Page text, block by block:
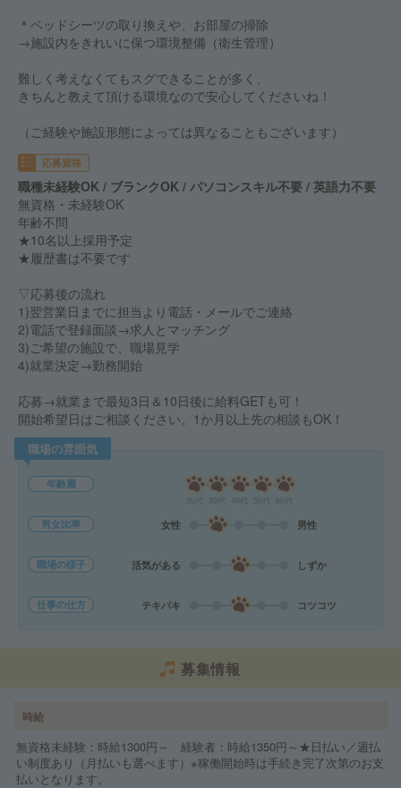
＊ベッドシーツの取り換えや、お部屋の掃除
→施設内をきれいに保つ環境整備（衛生管理）
難しく考えなくてもスグできることが多く、
きちんと教えて頂ける環境なので安心してくださいね！
（ご経験や施設形態によっては異なることもございます）
応募資格
職種未経験OK / ブランクOK / パソコンスキル不要 / 英語力不要
無資格・未経験OK
年齢不問
★10名以上採用予定
★履歴書は不要です
▽応募後の流れ
1)翌営業日までに担当より電話・メールでご連絡
2)電話で登録面談→求人とマッチング
3)ご希望の施設で、職場見学
4)就業決定→勤務開始
応募→就業まで最短3日＆10日後に給料GETも可！
開始希望日はご相談ください。1か月以上先の相談もOK！
職場の雰囲気
年齢層
男女比率 女性 男性
職場の様子 活気がある しずか
仕事の仕方 テキパキ コツコツ
募集情報
時給
無資格未経験：時給1300円～ 経験者：時給1350円～★日払い／週払
い制度あり（月払いも選べます）※稼働開始時は手続き完了次第のお支
払いとなります。